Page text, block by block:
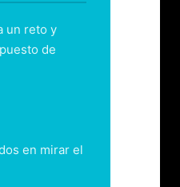
un reto y
de
en mirar el